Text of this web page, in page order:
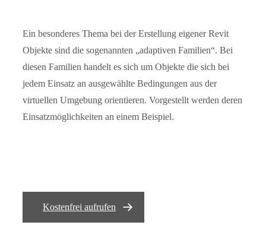
Ein besonderes Thema bei der Erstellung eigener Revit
Objekte sind die sogenannten „adaptiven Familien“. Bei
diesen Familien handelt es sich um Objekte die sich bei
jedem Einsatz an ausgewählte Bedingungen aus der
virtuellen Umgebung orientieren. Vorgestellt werden deren
Einsatzmöglichkeiten an einem Beispiel.
Kostenfrei aufrufen